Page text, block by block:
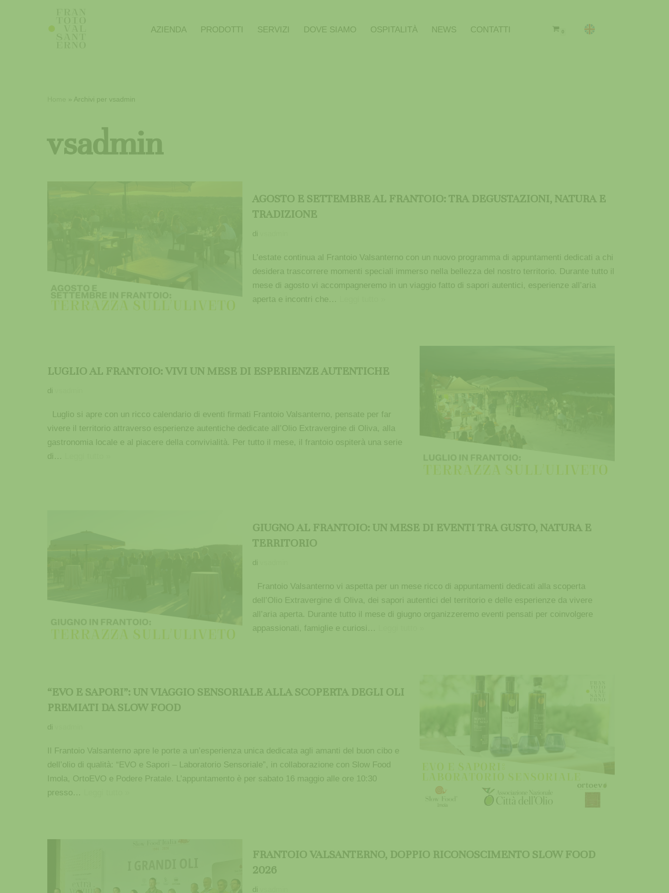
AZIENDA PRODOTTI SERVIZI DOVE SIAMO OSPITALITÀ NEWS CONTATTI 0
» Archivi per vsadmin
vsadmin
AGOSTO E SETTEMBRE AL FRANTOIO: TRA DEGUSTAZIONI, NATURA E
TRADIZIONE
di
L’estate continua al Frantoio Valsanterno con un nuovo programma di appuntamenti dedicati a chi
desidera trascorrere momenti speciali immerso nella bellezza del nostro territorio. Durante tutto il
mese di agosto vi accompagneremo in un viaggio fatto di sapori autentici, esperienze all’aria
aperta e incontri che…
LUGLIO AL FRANTOIO: VIVI UN MESE DI ESPERIENZE AUTENTICHE
di
Luglio si apre con un ricco calendario di eventi firmati Frantoio Valsanterno, pensate per far
vivere il territorio attraverso esperienze autentiche dedicate all’Olio Extravergine di Oliva, alla
gastronomia locale e al piacere della convivialità. Per tutto il mese, il frantoio ospiterà una serie
di…
GIUGNO AL FRANTOIO: UN MESE DI EVENTI TRA GUSTO, NATURA E
TERRITORIO
di
Frantoio Valsanterno vi aspetta per un mese ricco di appuntamenti dedicati alla scoperta
dell’Olio Extravergine di Oliva, dei sapori autentici del territorio e delle esperienze da vivere
all’aria aperta. Durante tutto il mese di giugno organizzeremo eventi pensati per coinvolgere
appassionati, famiglie e curiosi…
“EVO E SAPORI”: UN VIAGGIO SENSORIALE ALLA SCOPERTA DEGLI OLI
PREMIATI DA SLOW FOOD
di
Il Frantoio Valsanterno apre le porte a un’esperienza unica dedicata agli amanti del buon cibo e
dell’olio di qualità: “EVO e Sapori – Laboratorio Sensoriale”, in collaborazione con Slow Food
Imola, OrtoEVO e Podere Pratale. L’appuntamento è per sabato 16 maggio alle ore 10:30
presso…
FRANTOIO VALSANTERNO, DOPPIO RICONOSCIMENTO SLOW FOOD
2026
di